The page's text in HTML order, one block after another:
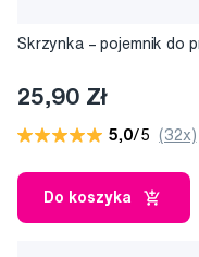
Skrzynka – pojemnik do
25,90 Zł
5,0/5 (32x)
Do koszyka